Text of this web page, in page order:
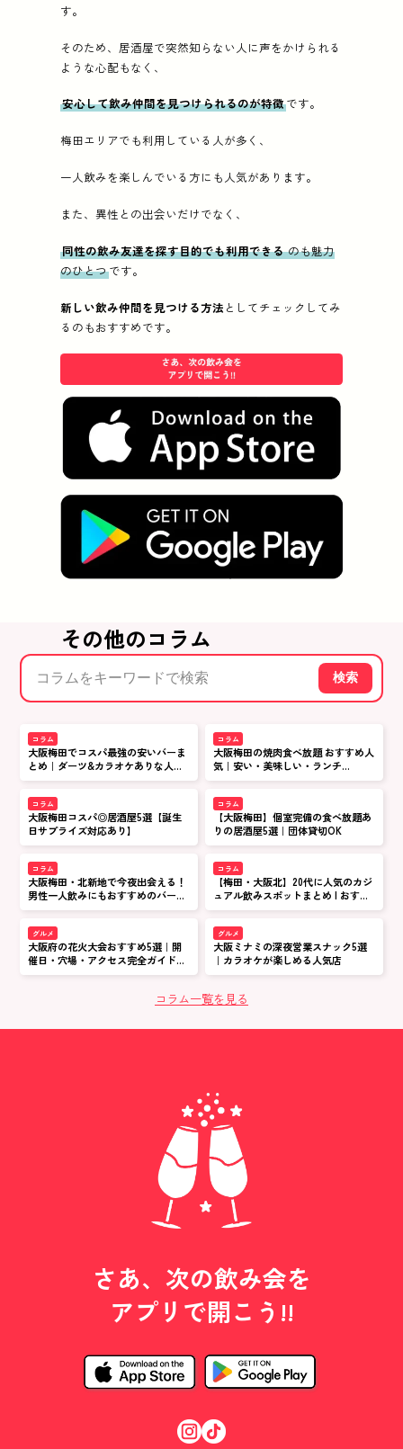
す。
そのため、居酒屋で突然知らない人に声をかけられる
ような心配もなく、
安心して飲み仲間を見つけられるのが特徴です。
梅田エリアでも利用している人が多く、
一人飲みを楽しんでいる方にも人気があります。
また、異性との出会いだけでなく、
同性の飲み友達を探す目的でも利用できる のも魅力
のひとつです。
新しい飲み仲間を見つける方法 としてチェックしてみ
るのもおすすめです。
その他のコラム
検索
コラム
大阪梅田でコスパ最強の安いバーま
とめ｜ダーツ&カラオケありな人気
店
コラム
大阪梅田の焼肉食べ放題 おすすめ人
気｜安い・美味しい・ランチ
OK【2026最新】
コラム
大阪梅田コスパ◎居酒屋5選【誕生
日サプライズ対応あり】
コラム
【大阪梅田】個室完備の食べ放題あ
りの居酒屋5選｜団体貸切OK
コラム
大阪梅田・北新地で今夜出会える！
男性一人飲みにもおすすめのバーな
どのお店5選
コラム
【梅田・大阪北】20代に人気のカジ
ュアル飲みスポットまとめ | おすす
め居酒屋&バー特集
グルメ
大阪府の花火大会おすすめ5選｜開
催日・穴場・アクセス完全ガイド
【2026年最新】
グルメ
大阪ミナミの深夜営業スナック5選
｜カラオケが楽しめる人気店
コラム一覧を見る
さあ、次の飲み会を
アプリで開こう!!